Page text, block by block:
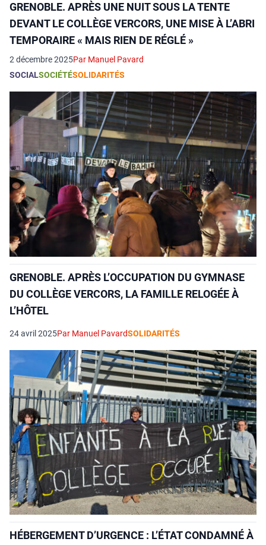
GRENOBLE. APRÈS UNE NUIT SOUS LA TENTE
DEVANT LE COLLÈGE VERCORS, UNE MISE À L’ABRI
TEMPORAIRE « MAIS RIEN DE RÉGLÉ »
2 décembre 2025Par Manuel Pavard
SOCIALSOCIÉTÉSOLIDARITÉS
GRENOBLE. APRÈS L’OCCUPATION DU GYMNASE
DU COLLÈGE VERCORS, LA FAMILLE RELOGÉE À
L’HÔTEL
24 avril 2025Par Manuel PavardSOLIDARITÉS
HÉBERGEMENT D’URGENCE : L’ÉTAT CONDAMNÉ À